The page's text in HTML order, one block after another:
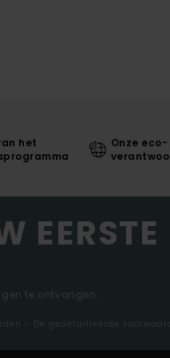
het
Onze eco-
EERSTE
te ontvangen.
- De gedetailleerde